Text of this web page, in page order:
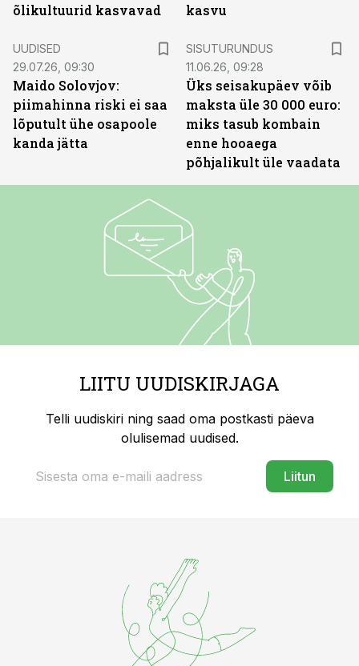
õlikultuurid kasvavad
kasvu
UUDISED
29.07.26, 09:30
Maido Solovjov:
piimahinna riski ei saa
lõputult ühe osapoole
kanda jätta
SISUTURUNDUS
11.06.26, 09:28
Üks seisakupäev võib
maksta üle 30 000 euro:
miks tasub kombain
enne hooaega
põhjalikult üle vaadata
LIITU UUDISKIRJAGA
Telli uudiskiri ning saad oma postkasti päeva
olulisemad uudised.
Liitun